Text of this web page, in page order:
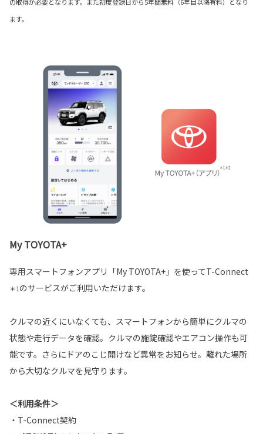
ます。
My TOYOTA+
専用スマートフォンアプリ「My TOYOTA+」を使ってT-Connect
＊1のサービスがご利用いただけます。
クルマの近くにいなくても、スマートフォンから簡単にクルマの
状態や走行データを確認。クルマの施錠確認やエアコン操作も可
能です。さらにドアのこじ開けなど異常をお知らせ。離れた場所
から大切なクルマを見守ります。
＜利用条件＞
・T-Connect契約